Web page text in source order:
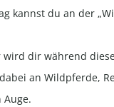
kannst du an der
wird dir während
an Wildpferde,